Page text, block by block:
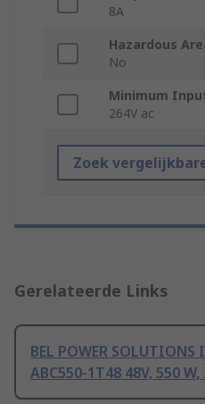
8A
Hazardous
No
Minimum
264V ac
Zoek
Gerelateerde Links
BEL POWER
ABC550-1T48 48V, 550